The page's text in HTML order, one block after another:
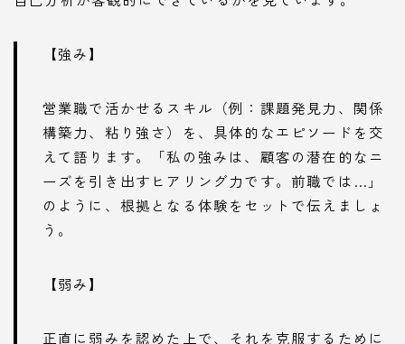
【強み】
営業職で活かせるスキル（例：課題発見力、関係
構築力、粘り強さ）を、具体的なエピソードを交
えて語ります。「私の強みは、顧客の潜在的なニ
ーズを引き出すヒアリング力です。前職では…」
のように、根拠となる体験をセットで伝えましょ
う。
【弱み】
正直に弱みを認めた上で、それを克服するために